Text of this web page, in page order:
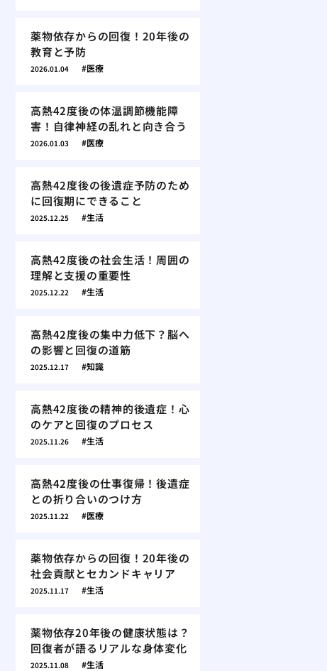
薬物依存からの回復！20年後の
教育と予防
2026.01.04 医療
高熱42度後の体温調節機能障
害！自律神経の乱れと向き合う
2026.01.03 医療
高熱42度後の後遺症予防のため
に回復期にできること
2025.12.25 生活
高熱42度後の社会生活！周囲の
理解と支援の重要性
2025.12.22 生活
高熱42度後の集中力低下？脳へ
の影響と回復の道筋
2025.12.17 知識
高熱42度後の精神的後遺症！心
のケアと回復のプロセス
2025.11.26 生活
高熱42度後の仕事復帰！後遺症
との折り合いのつけ方
2025.11.22 医療
薬物依存からの回復！20年後の
社会貢献とセカンドキャリア
2025.11.17 生活
薬物依存20年後の健康状態は？
回復者が語るリアルな身体変化
2025.11.08 生活